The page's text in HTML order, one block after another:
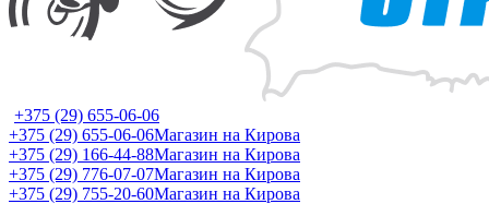
+375 (29) 655-06-06
+375 (29) 655-06-06Магазин на Кирова
+375 (29) 166-44-88Магазин на Кирова
+375 (29) 776-07-07Магазин на Кирова
+375 (29) 755-20-60Магазин на Кирова